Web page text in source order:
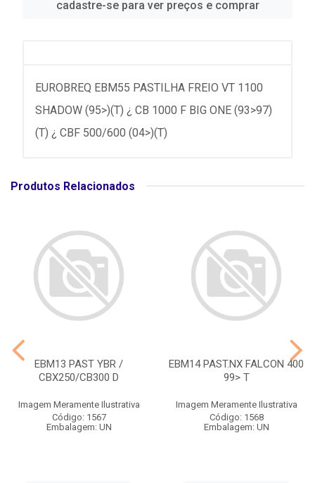
cadastre-se para ver preços e comprar
EUROBREQ EBM55 PASTILHA FREIO VT 1100
SHADOW (95>)(T) ¿ CB 1000 F BIG ONE (93>97)
(T) ¿ CBF 500/600 (04>)(T)
Produtos Relacionados
EBM13 PAST YBR /
CBX250/CB300 D
Imagem Meramente Ilustrativa
Código: 1567
Embalagem: UN
EBM14 PAST.NX FALCON 400
99> T
Imagem Meramente Ilustrativa
Código: 1568
Embalagem: UN